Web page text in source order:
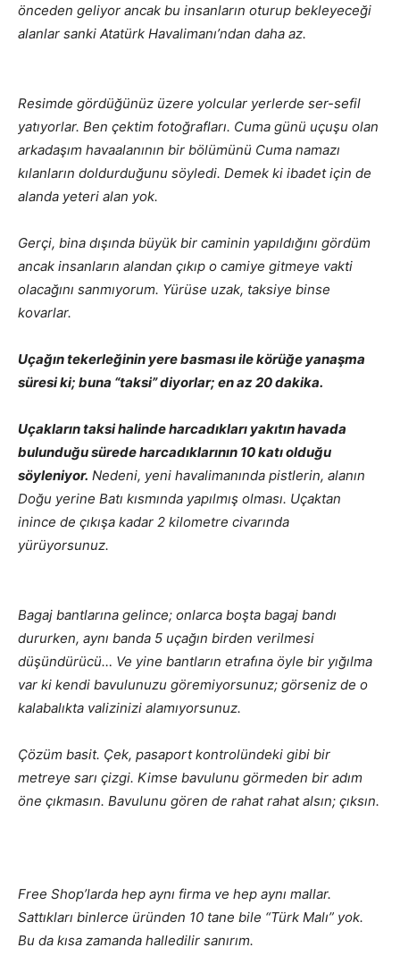
önceden geliyor ancak bu insanların oturup bekleyeceği
alanlar sanki Atatürk Havalimanı’ndan daha az.
Resimde gördüğünüz üzere yolcular yerlerde ser-sefil
yatıyorlar. Ben çektim fotoğrafları. Cuma günü uçuşu olan
arkadaşım havaalanının bir bölümünü Cuma namazı
kılanların doldurduğunu söyledi. Demek ki ibadet için de
alanda yeteri alan yok.
Gerçi, bina dışında büyük bir caminin yapıldığını gördüm
ancak insanların alandan çıkıp o camiye gitmeye vakti
olacağını sanmıyorum. Yürüse uzak, taksiye binse
kovarlar.
Uçağın tekerleğinin yere basması ile körüğe yanaşma
süresi ki; buna “taksi” diyorlar; en az 20 dakika.
Uçakların taksi halinde harcadıkları yakıtın havada
bulunduğu sürede harcadıklarının 10 katı olduğu
söyleniyor. Nedeni, yeni havalimanında pistlerin, alanın
Doğu yerine Batı kısmında yapılmış olması. Uçaktan
inince de çıkışa kadar 2 kilometre civarında
yürüyorsunuz.
Bagaj bantlarına gelince; onlarca boşta bagaj bandı
dururken, aynı banda 5 uçağın birden verilmesi
düşündürücü… Ve yine bantların etrafına öyle bir yığılma
var ki kendi bavulunuzu göremiyorsunuz; görseniz de o
kalabalıkta valizinizi alamıyorsunuz.
Çözüm basit. Çek, pasaport kontrolündeki gibi bir
metreye sarı çizgi. Kimse bavulunu görmeden bir adım
öne çıkmasın. Bavulunu gören de rahat rahat alsın; çıksın.
Free Shop’larda hep aynı firma ve hep aynı mallar.
Sattıkları binlerce üründen 10 tane bile “Türk Malı” yok.
Bu da kısa zamanda halledilir sanırım.